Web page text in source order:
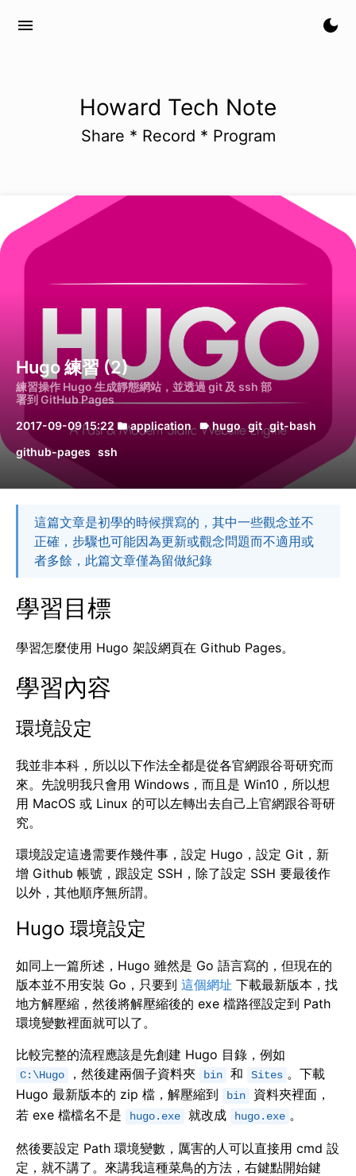
menu dark_mode
Howard Tech Note
Share * Record * Program
Hugo 練習 (2)
練習操作 Hugo 生成靜態網站，並透過 git 及 ssh 部
署到 GitHub Pages
2017-09-09 15:22 folder application label hugo git git-bash
github-pages ssh
這篇文章是初學的時候撰寫的，其中一些觀念並不
正確，步驟也可能因為更新或觀念問題而不適用或
者多餘，此篇文章僅為留做紀錄
學習目標
學習怎麼使用 Hugo 架設網頁在 Github Pages。
學習內容
環境設定
我並非本科，所以以下作法全都是從各官網跟谷哥研究而
來。先說明我只會用 Windows，而且是 Win10，所以想
用 MacOS 或 Linux 的可以左轉出去自己上官網跟谷哥研
究。
環境設定這邊需要作幾件事，設定 Hugo，設定 Git，新
增 Github 帳號，跟設定 SSH，除了設定 SSH 要最後作
以外，其他順序無所謂。
Hugo 環境設定
如同上一篇所述，Hugo 雖然是 Go 語言寫的，但現在的
版本並不用安裝 Go，只要到 這個網址 下載最新版本，找
地方解壓縮，然後將解壓縮後的 exe 檔路徑設定到 Path
環境變數裡面就可以了。
比較完整的流程應該是先創建 Hugo 目錄，例如
C:\Hugo ，然後建兩個子資料夾 bin 和 Sites 。下載
Hugo 最新版本的 zip 檔，解壓縮到
bin
資料夾裡面，
若 exe 檔檔名不是
hugo.exe 就改成 hugo.exe 。
然後要設定 Path 環境變數，厲害的人可以直接用 cmd 設
定，就不講了。來講我這種菜鳥的方法，右鍵點開始鍵